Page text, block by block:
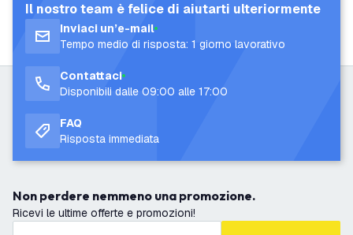
Il nostro team è felice di aiutarti ulteriormente
Inviaci un’e-mail
Tempo medio di risposta: 1 giorno lavorativo
Contattaci
Disponibili dalle 09:00 alle 17:00
FAQ
Risposta immediata
Non perdere nemmeno una promozione.
Ricevi le ultime offerte e promozioni!